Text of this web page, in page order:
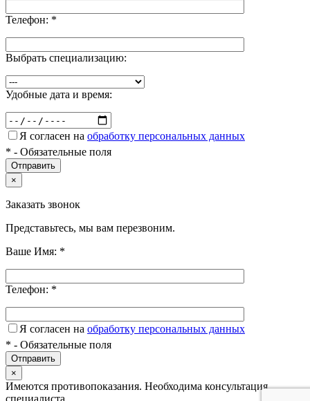
Телефон: *
Выбрать специализацию:
Удобные дата и время:
Я согласен на обработку персональных данных
* - Обязательные поля
×
Заказать звонок
Представьтесь, мы вам перезвоним.
Ваше Имя: *
Телефон: *
Я согласен на обработку персональных данных
* - Обязательные поля
×
Имеются противопоказания. Необходима консультация
специалиста